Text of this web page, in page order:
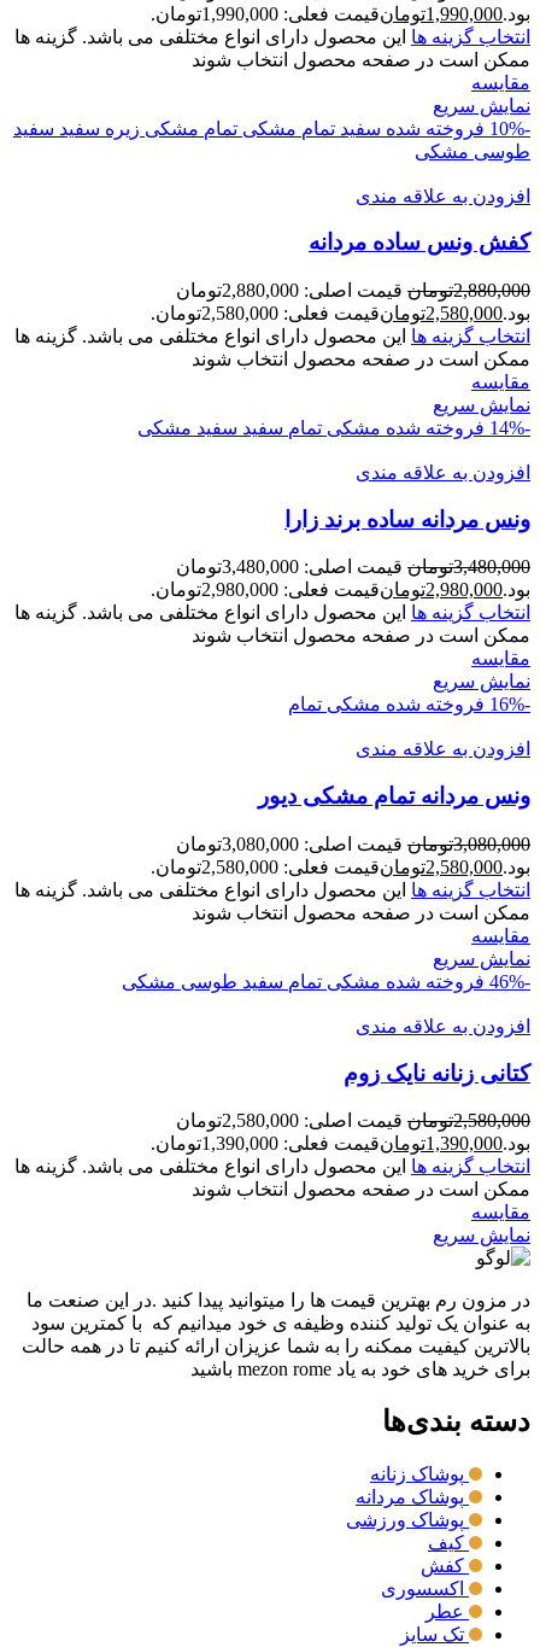
بود.1,990,000تومانقیمت فعلی: 1,990,000تومان.
انتخاب گزینه ها این محصول دارای انواع مختلفی می باشد. گزینه ها
ممکن است در صفحه محصول انتخاب شوند
مقايسه
نمایش سریع
-10%
فروخته شده سفید تمام مشکی تمام مشکی زیره سفید سفید
طوسی مشکی
افزودن به علاقه مندی
کفش ونس ساده مردانه
2,880,000تومان
قیمت اصلی: 2,880,000تومان
بود.2,580,000تومانقیمت فعلی: 2,580,000تومان.
انتخاب گزینه ها این محصول دارای انواع مختلفی می باشد. گزینه ها
ممکن است در صفحه محصول انتخاب شوند
مقايسه
نمایش سریع
-14%
فروخته شده مشکی تمام سفید سفید مشکی
افزودن به علاقه مندی
ونس مردانه ساده برند زارا
3,480,000تومان
قیمت اصلی: 3,480,000تومان
بود.2,980,000تومانقیمت فعلی: 2,980,000تومان.
انتخاب گزینه ها این محصول دارای انواع مختلفی می باشد. گزینه ها
ممکن است در صفحه محصول انتخاب شوند
مقايسه
نمایش سریع
-16%
فروخته شده مشکی تمام
افزودن به علاقه مندی
ونس مردانه تمام مشکی ديور
3,080,000تومان
قیمت اصلی: 3,080,000تومان
بود.2,580,000تومانقیمت فعلی: 2,580,000تومان.
انتخاب گزینه ها این محصول دارای انواع مختلفی می باشد. گزینه ها
ممکن است در صفحه محصول انتخاب شوند
مقايسه
نمایش سریع
-46%
فروخته شده مشکی تمام سفید طوسی مشکی
افزودن به علاقه مندی
کتانی زنانه نایک زوم
2,580,000تومان
قیمت اصلی: 2,580,000تومان
بود.1,390,000تومانقیمت فعلی: 1,390,000تومان.
انتخاب گزینه ها این محصول دارای انواع مختلفی می باشد. گزینه ها
ممکن است در صفحه محصول انتخاب شوند
مقايسه
نمایش سریع
در مزون رم بهترین قیمت ها را میتوانید پیدا کنید .در این صنعت ما
به عنوان یک تولید کننده وظیفه ی خود میدانیم که با کمترین سود
بالاترین کیفیت ممکنه را به شما عزیزان ارائه کنیم تا در همه حالت
برای خرید های خود به یاد mezon rome باشید
دسته بندی‌ها
پوشاک زنانه
پوشاک مردانه
پوشاک ورزشی
کیف
کفش
اکسسوری
عطر
تک سایز